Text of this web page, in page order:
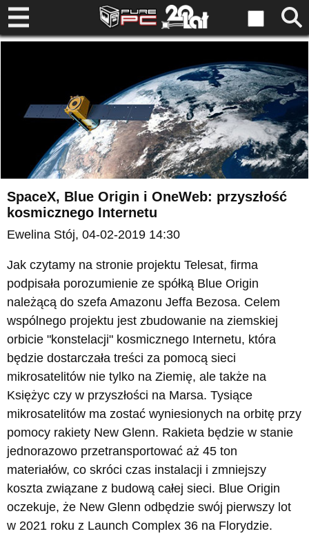
SpaceX, Blue Origin i OneWeb: przyszłość
kosmicznego Internetu
Ewelina Stój, 04-02-2019 14:30
Jak czytamy na stronie projektu Telesat, firma
podpisała porozumienie ze spółką Blue Origin
należącą do szefa Amazonu Jeffa Bezosa. Celem
wspólnego projektu jest zbudowanie na ziemskiej
orbicie "konstelacji" kosmicznego Internetu, która
będzie dostarczała treści za pomocą sieci
mikrosatelitów nie tylko na Ziemię, ale także na
Księżyc czy w przyszłości na Marsa. Tysiące
mikrosatelitów ma zostać wyniesionych na orbitę przy
pomocy rakiety New Glenn. Rakieta będzie w stanie
jednorazowo przetransportować aż 45 ton
materiałów, co skróci czas instalacji i zmniejszy
koszta związane z budową całej sieci. Blue Origin
oczekuje, że New Glenn odbędzie swój pierwszy lot
w 2021 roku z Launch Complex 36 na Florydzie.